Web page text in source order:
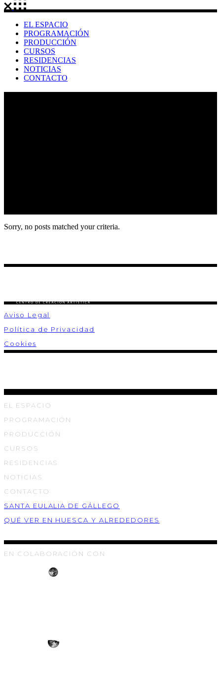
EL ESPACIO
PROGRAMACIÓN
PRODUCCIÓN
CURSOS
RESIDENCIAS
NOTICIAS
CONTACTO
Sorry, no posts matched your criteria.
Aviso Legal
Política de Privacidad
Cookies
EL ESPACIO
PROGRAMACIÓN
PRODUCCIÓN
CURSOS
RESIDENCIAS
NOTICIAS
CONTACTO
SANTA EULALIA DE GÁLLEGO
QUÉ VER EN HUESCA Y ALREDEDORES
EN COLABORACIÓN CON